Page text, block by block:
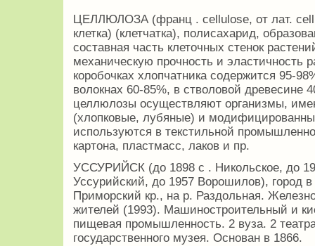
ЦЕЛЛЮЛОЗА (франц . cellulose, от лат.
клетка) (клетчатка), полисахарид,
составная часть клеточных стенок
механическую прочность и эластичность
коробочках хлопчатника содержится 95-
волокнах 60-85%, в стволовой древесине
целлюлозы осуществляют организмы,
(хлопковые, лубяные) и
используются в текстильной
картона, пластмасс, лаков и пр.
УССУРИЙСК (до 1898 с . Никольское, до
Уссурийский, до 1957 Ворошилов), город
Приморский кр., на р. Раздольная.
жителей (1993). Машиностроительный и
пищевая промышленность. 2 вуза. 2
государственного музея. Основан в 1866.